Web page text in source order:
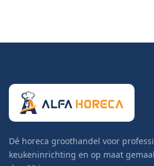
Dé horeca groothandel voor
keukeninrichting en op maat